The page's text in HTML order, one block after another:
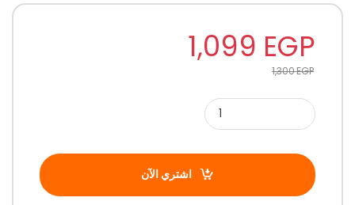
1,099 EGP
1,300EGP
اشتري الآن